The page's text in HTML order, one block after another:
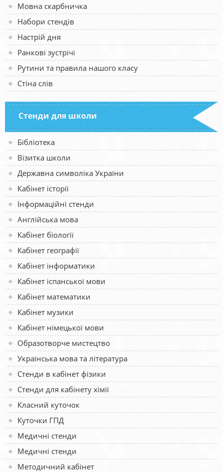
Мовна скарбничка
Набори стендів
Настрій дня
Ранкові зустрічі
Рутини та правила нашого класу
Стіна слів
Стенди для школи
Бібліотека
Візитка школи
Державна символіка України
Кабінет історії
Інформаційні стенди
Англійська мова
Кабінет біології
Кабінет географії
Кабінет інформатики
Кабінет іспанської мови
Кабінет математики
Кабінет музики
Кабінет німецької мови
Образотворче мистецтво
Українська мова та література
Стенди в кабінет фізики
Стенди для кабінету хімії
Класний куточок
Куточки ГПД
Медичні стенди
Медичні стенди
Методичний кабінет